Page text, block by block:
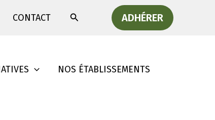
CONTACT Rechercher ADHÉRER
NOS ÉTABLISSEMENTS